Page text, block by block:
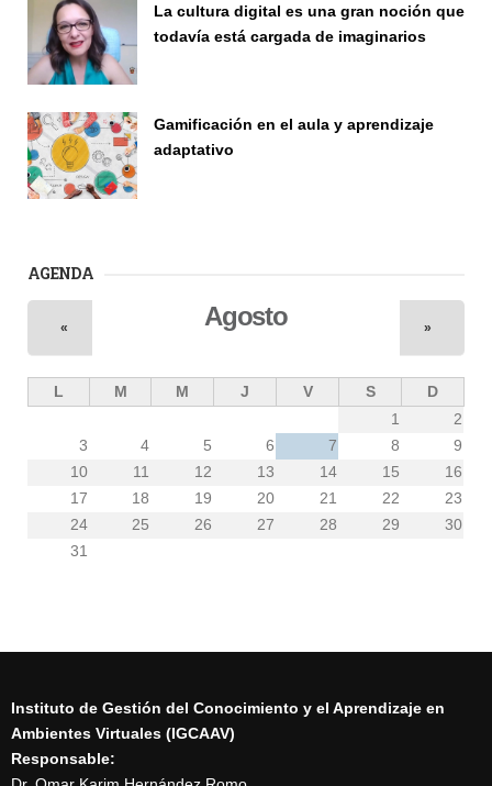
La cultura digital es una gran noción que
todavía está cargada de imaginarios
Gamificación en el aula y aprendizaje
adaptativo
AGENDA
Agosto
« »
L M M J V S
D
1
2
3
4 5 6 7 8
9
10
11 12 13 14 15
16
17
18 19 20 21 22
23
24
25 26 27 28 29
30
31
Instituto de Gestión del Conocimiento y el Aprendizaje en
Ambientes Virtuales (IGCAAV)
Responsable: